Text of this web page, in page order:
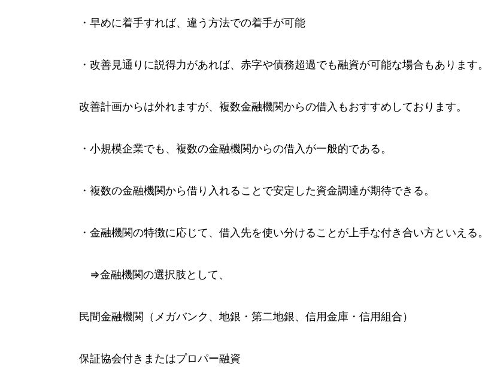
・早めに着手すれば、違う方法での着手が可能
・改善見通りに説得力があれば、赤字や債務超過でも融資が可能な場合もあります。
改善計画からは外れますが、複数金融機関からの借入もおすすめしております。
・小規模企業でも、複数の金融機関からの借入が一般的である。
・複数の金融機関から借り入れることで安定した資金調達が期待できる。
・金融機関の特徴に応じて、借入先を使い分けることが上手な付き合い方といえる。
⇒金融機関の選択肢として、
民間金融機関（メガバンク、地銀・第二地銀、信用金庫・信用組合）
保証協会付きまたはプロパー融資